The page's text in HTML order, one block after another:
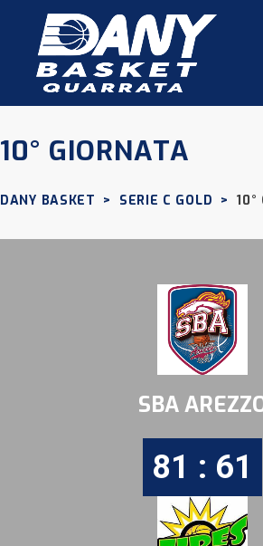
10° GIORNATA
DANY BASKET > SERIE C GOLD > 10°
SBA
81 : 61